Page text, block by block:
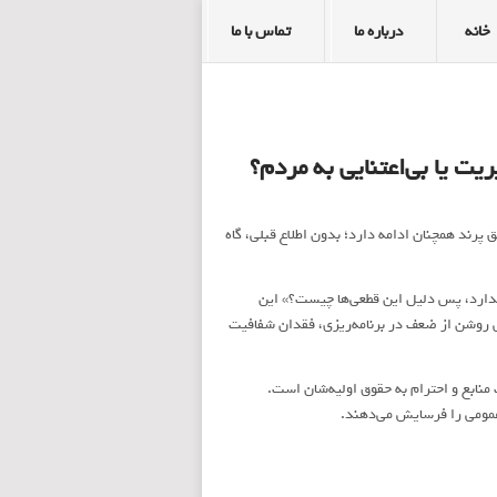
خانه درباره ما تماس با ما
یا بی‌اعتنایی به مردم؟
همچنان ادامه دارد؛ بدون اطلاع قبلی، گاه
پس دلیل این قطعی‌ها چیست؟» این
روشن از ضعف در برنامه‌ریزی، فقدان شفافیت
و احترام به حقوق اولیه‌شان است.
عمومی را فرسایش می‌دهند.